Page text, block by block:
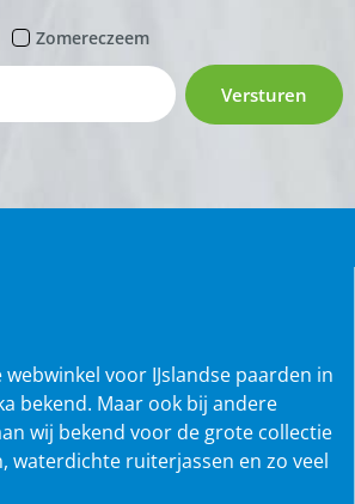
Zomereczeem
Versturen
voor IJslandse paarden in
bekend. Maar ook bij andere
wij bekend voor de grote collectie
waterdichte ruiterjassen en zo veel